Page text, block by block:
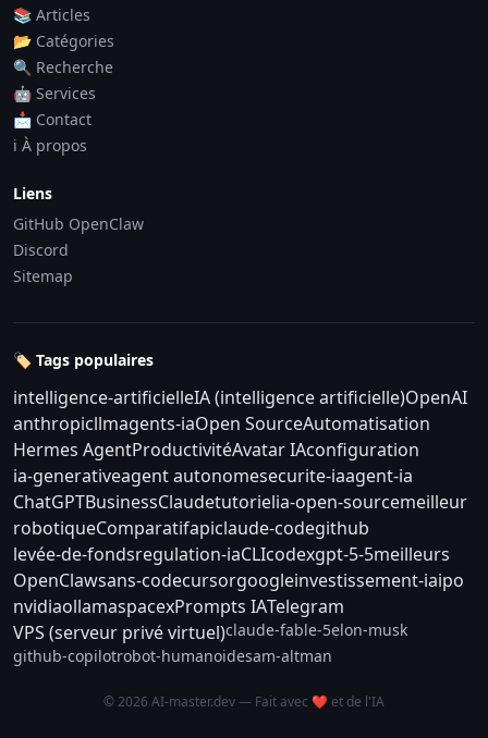
📚 Articles
📂 Catégories
🔍 Recherche
🤖 Services
📩 Contact
ℹ️ À propos
Liens
GitHub OpenClaw
Discord
Sitemap
🏷️ Tags populaires
intelligence-artificielleIA (intelligence artificielle)OpenAI
anthropicllmagents-iaOpen SourceAutomatisation
Hermes AgentProductivitéAvatar IAconfiguration
ia-generativeagent autonomesecurite-iaagent-ia
ChatGPTBusinessClaudetutorielia-open-sourcemeilleur
robotiqueComparatifapiclaude-codegithub
levée-de-fondsregulation-iaCLIcodexgpt-5-5meilleurs
OpenClawsans-codecursorgoogleinvestissement-iaipo
nvidiaollamaspacexPrompts IATelegram
VPS (serveur privé virtuel)claude-fable-5elon-musk
github-copilotrobot-humanoidesam-altman
© 2026 AI-master.dev — Fait avec ❤️ et de l'IA